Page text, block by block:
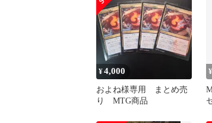
¥4,000
およね様専用 まとめ売
り MTG商品
¥